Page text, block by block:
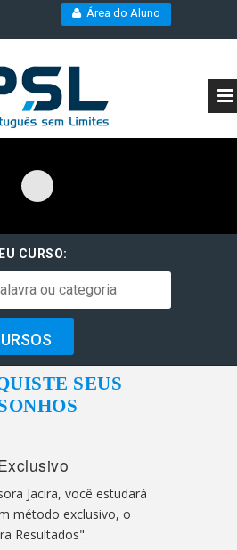
Área do Aluno
CURSO:
SEUS
Jacira, você estudará
método exclusivo, o
Resultados".